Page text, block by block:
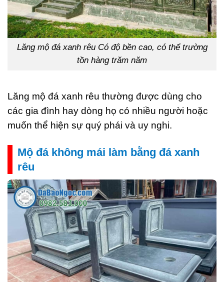
Lăng mộ đá xanh rêu Có độ bền cao, có thể trường
tồn hàng trăm năm
Lăng mộ đá xanh rêu thường được dùng cho
các gia đình hay dòng họ có nhiều người hoặc
muốn thể hiện sự quý phái và uy nghi.
Mộ đá không mái làm bằng đá xanh
rêu